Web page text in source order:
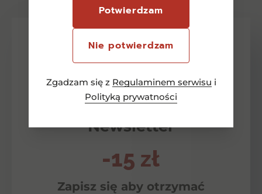
Potwierdzam
Nie potwierdzam
Zgadzam się z Regulaminem serwisu i
Polityką prywatności
Newsletter
-15 zł
Zapisz się aby otrzymać